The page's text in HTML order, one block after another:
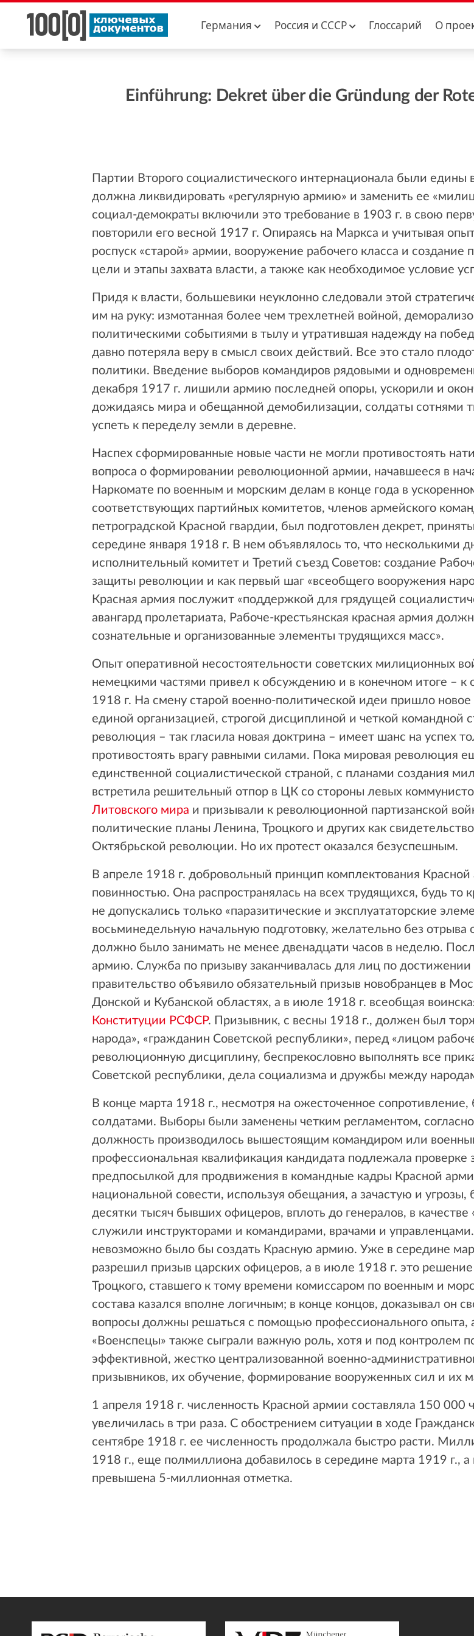
Германия Россия и CCCР Глоссарий О
Einführung: Dekret über die Gründung der
Партии Второго социалистического интернационала были едины
должна ликвидировать «регулярную армию» и заменить ее
социал-демократы включили это требование в 1903 г. в свою
повторили его весной 1917 г. Опираясь на Маркса и учитывая
роспуск «старой» армии, вооружение рабочего класса и
цели и этапы захвата власти, а также как необходимое условие
Придя к власти, большевики неуклонно следовали этой
им на руку: измотанная более чем трехлетней войной,
политическими событиями в тылу и утратившая надежду на
давно потеряла веру в смысл своих действий. Все это стало
политики. Введение выборов командиров рядовыми и
декабря 1917 г. лишили армию последней опоры, ускорили и
дожидаясь мира и обещанной демобилизации, солдаты сотнями
успеть к переделу земли в деревне.
Наспех сформированные новые части не могли противостоять
вопроса о формировании революционной армии, начавшееся в
Наркомате по военным и морским делам в конце года в
соответствующих партийных комитетов, членов армейского
петроградской Красной гвардии, был подготовлен декрет,
середине января 1918 г. В нем объявлялось то, что несколькими
исполнительный комитет и Третий съезд Советов: создание
защиты революции и как первый шаг «всеобщего вооружения
Красная армия послужит «поддержкой для грядущей
авангард пролетариата, Рабоче-крестьянская красная армия
сознательные и организованные элементы трудящихся масс».
Опыт оперативной несостоятельности советских милиционных
немецкими частями привел к обсуждению и в конечном итоге – к
1918 г. На смену старой военно-политической идеи пришло
единой организацией, строгой дисциплиной и четкой командной
революция – так гласила новая доктрина – имеет шанс на успех
противостоять врагу равными силами. Пока мировая революция
единственной социалистической страной, с планами создания
встретила решительный отпор в ЦК со стороны левых
Литовского мира и призывали к революционной партизанской
политические планы Ленина, Троцкого и других как
Октябрьской революции. Но их протест оказался безуспешным.
В апреле 1918 г. добровольный принцип комплектования
повинностью. Она распространялась на всех трудящихся, будь
не допускались только «паразитические и эксплуататорские
восьминедельную начальную подготовку, желательно без отрыва
должно было занимать не менее двенадцати часов в неделю.
армию. Служба по призыву заканчивалась для лиц по достижении
правительство объявило обязательный призыв новобранцев в
Донской и Кубанской областях, а в июле 1918 г. всеобщая
Конституции РСФСР. Призывник, с весны 1918 г., должен был
народа», «гражданин Советской республики», перед «лицом
революционную дисциплину, беспрекословно выполнять все
Советской республики, дела социализма и дружбы между
В конце марта 1918 г., несмотря на ожесточенное
солдатами. Выборы были заменены четким регламентом,
должность производилось вышестоящим командиром или
профессиональная квалификация кандидата подлежала проверке
предпосылкой для продвижения в командные кадры Красной
национальной совести, используя обещания, а зачастую и
десятки тысяч бывших офицеров, вплоть до генералов, в
служили инструкторами и командирами, врачами и
невозможно было бы создать Красную армию. Уже в середине
разрешил призыв царских офицеров, а в июле 1918 г. это
Троцкого, ставшего к тому времени комиссаром по военным и
состава казался вполне логичным; в конце концов, доказывал он
вопросы должны решаться с помощью профессионального опыта,
«Военспецы» также сыграли важную роль, хотя и под контролем
эффективной, жестко централизованной военно-
призывников, их обучение, формирование вооруженных сил и их
1 апреля 1918 г. численность Красной армии составляла 150 000
увеличилась в три раза. С обострением ситуации в ходе
сентябре 1918 г. ее численность продолжала быстро расти.
1918 г., еще полмиллиона добавилось в середине марта 1919 г., а
превышена 5-миллионная отметка.